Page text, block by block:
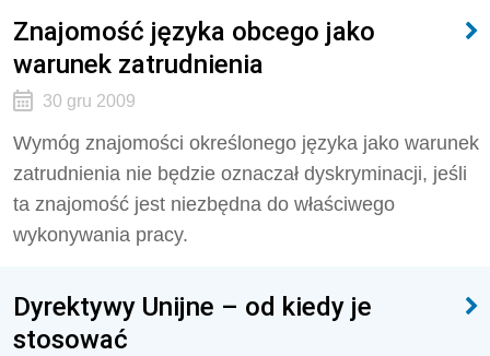
Znajomość języka obcego jako
warunek zatrudnienia
30 gru 2009
Wymóg znajomości określonego języka jako warunek
zatrudnienia nie będzie oznaczał dyskryminacji, jeśli
ta znajomość jest niezbędna do właściwego
wykonywania pracy.
Dyrektywy Unijne – od kiedy je
stosować